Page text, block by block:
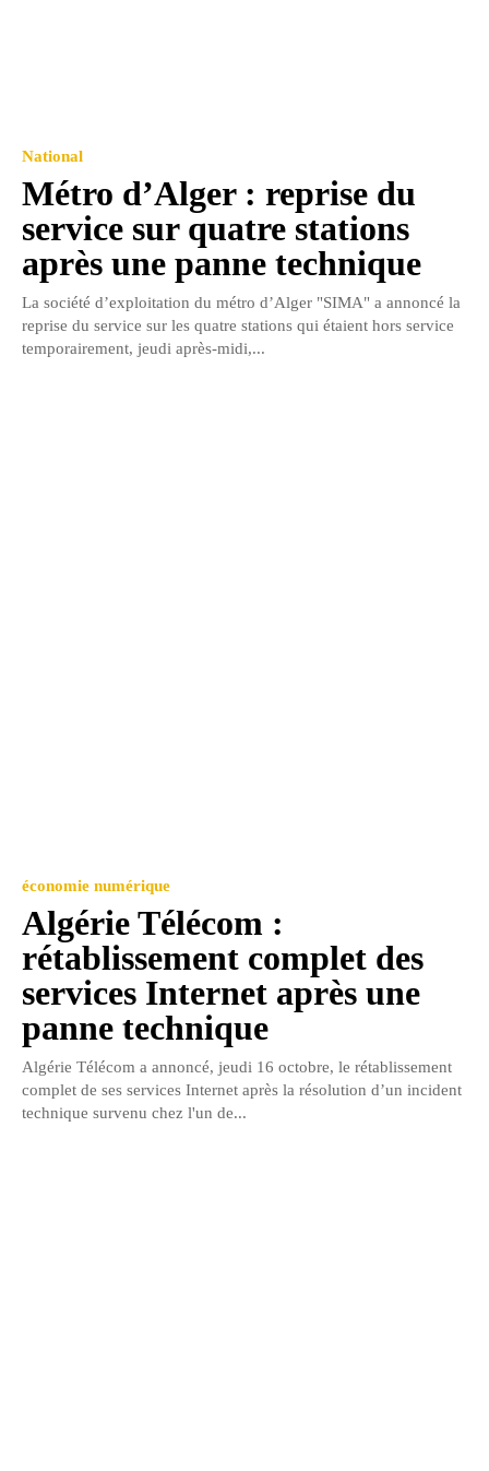
National
Métro d’Alger : reprise du
service sur quatre stations
après une panne technique
La société d’exploitation du métro d’Alger "SIMA" a annoncé la
reprise du service sur les quatre stations qui étaient hors service
temporairement, jeudi après-midi,...
économie numérique
Algérie Télécom :
rétablissement complet des
services Internet après une
panne technique
Algérie Télécom a annoncé, jeudi 16 octobre, le rétablissement
complet de ses services Internet après la résolution d’un incident
technique survenu chez l'un de...